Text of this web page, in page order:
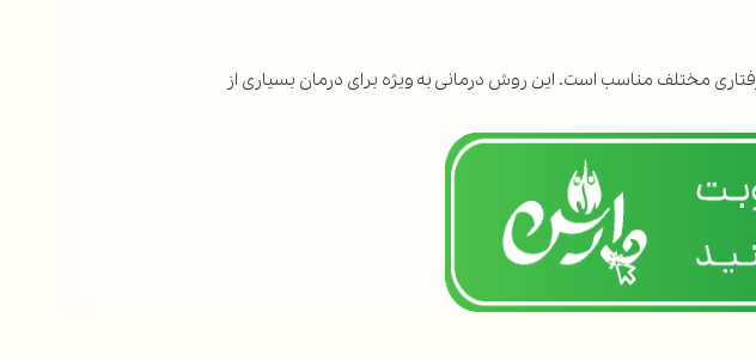
مختلف مناسب است. این روش درمانی به ویژه برای درمان بسیاری از